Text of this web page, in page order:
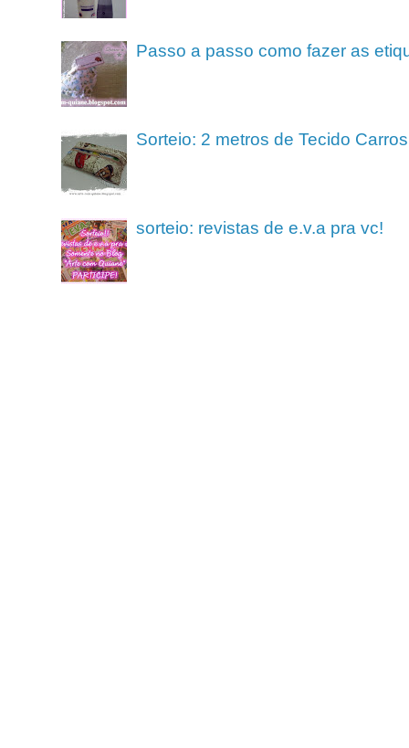
Passo a passo como fazer as
Sorteio: 2 metros de Tecido Carros
sorteio: revistas de e.v.a pra vc!